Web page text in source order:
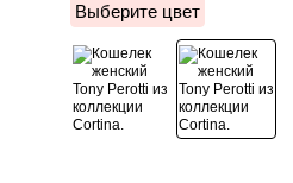
Выберите цвет